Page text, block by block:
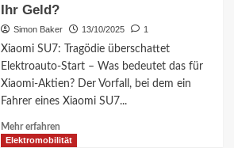
kommt
als
Nächstes?
Ihr Geld?
Simon Baker 13/10/2025 1
Xiaomi SU7: Tragödie überschattet
Elektroauto-Start – Was bedeutet das für
Xiaomi-Aktien? Der Vorfall, bei dem ein
Fahrer eines Xiaomi SU7...
Mehr erfahren
Informationen
Elektromobilität